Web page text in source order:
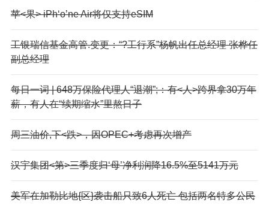
苹<果> iPh‘o’ne Air将仅支持eSIM
工银瑞信基金高管.变更：“?工行系”杨帆出任总经理 张桦任
副总经理
每日一词 | 648万保险代理人“退潮”;：有<人>跨界拿30万年
薪，有人在“续期缩水”里熬日子
周三油价,下<跌>，因OPEC+考虑再次增产
汉宇集团<第>三季度归‘母’净利润降16.5%至5141万元
美军在加勒比地{区}袭击船只致6人死亡 包括两名特多公民